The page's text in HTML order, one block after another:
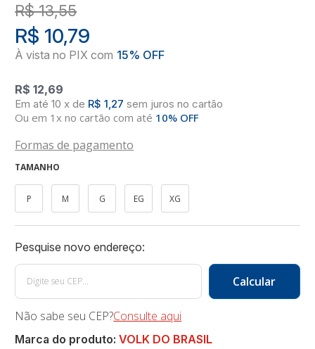
R$ 13,55
R$ 12,69
R$ 10,79
10 x de R$ 1,27 sem juros no cartão
Ou em 1x no cartão com até 10% OFF
Formas de pagamento
TAMANHO
P M G EG XG
Não sabe seu CEP?Consulte aqui
Marca do produto:VOLK DO BRASIL